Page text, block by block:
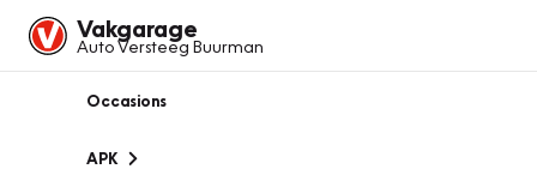
Vakgarage
Auto Versteeg Buurman
Occasions
APK